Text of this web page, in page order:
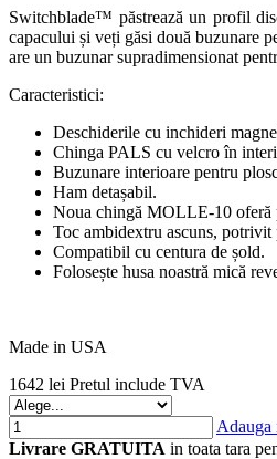
Switchblade™ păstrează un profil
capacului și veți găsi două buzunare
are un buzunar supradimensionat
Caracteristici:
Deschiderile cu inchideri
Chinga PALS cu velcro în
Buzunare interioare pentru
Ham detașabil.
Noua chingă MOLLE-10 oferă
Toc ambidextru ascuns,
Compatibil cu centura de șold.
Folosește husa noastră mică
Made in USA
1642 lei Pretul include TVA
Adauga
Livrare GRATUITA in toata tara